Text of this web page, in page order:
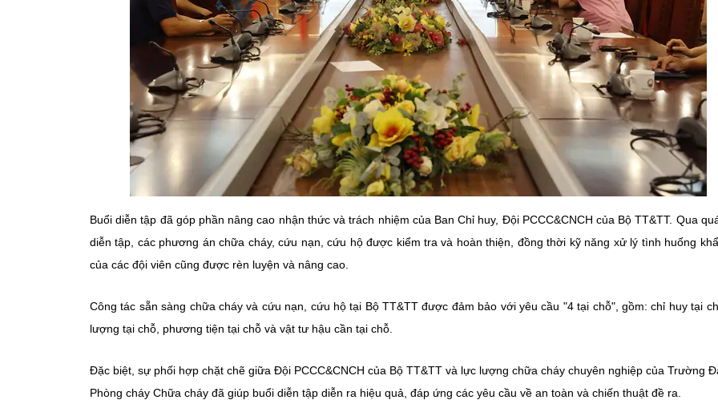
Buổi diễn tập đã góp phần nâng cao nhận thức và trách nhiệm của Ban Chỉ huy, Đội PCCC&CNCH của Bộ TT&TT. Qua
diễn tập, các phương án chữa cháy, cứu nạn, cứu hộ được kiểm tra và hoàn thiện, đồng thời kỹ năng xử lý tình huống
của các đội viên cũng được rèn luyện và nâng cao.
Công tác sẵn sàng chữa cháy và cứu nạn, cứu hộ tại Bộ TT&TT được đảm bảo với yêu cầu "4 tại chỗ", gồm: chỉ huy tại
lượng tại chỗ, phương tiện tại chỗ và vật tư hậu cần tại chỗ.
Đặc biệt, sự phối hợp chặt chẽ giữa Đội PCCC&CNCH của Bộ TT&TT và lực lượng chữa cháy chuyên nghiệp của Trường
Phòng cháy Chữa cháy đã giúp buổi diễn tập diễn ra hiệu quả, đáp ứng các yêu cầu về an toàn và chiến thuật đề ra.